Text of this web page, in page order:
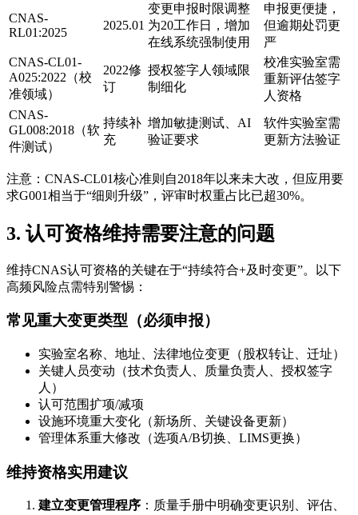
CNAS-
RL01:2025
2025.01
变更申报时限调整
为20工作日，增加
在线系统强制使用
申报更便捷，
但逾期处罚更
严
CNAS-CL01-
A025:2022（校
准领域）
2022修
订
授权签字人领域限
制细化
校准实验室需
重新评估签字
人资格
CNAS-
GL008:2018（软
件测试）
持续补
充
增加敏捷测试、AI
验证要求
软件实验室需
更新方法验证
注意：CNAS-CL01核心准则自2018年以来未大改，但应用要
求G001相当于“细则升级”，评审时权重占比已超30%。
3. 认可资格维持需要注意的问题
维持CNAS认可资格的关键在于“持续符合+及时变更”。以下
高频风险点需特别警惕：
常见重大变更类型（必须申报）
实验室名称、地址、法律地位变更（股权转让、迁址）
关键人员变动（技术负责人、质量负责人、授权签字
人）
认可范围扩项/减项
设施环境重大变化（新场所、关键设备更新）
管理体系重大修改（选项A/B切换、LIMS更换）
维持资格实用建议
建立变更管理程序 ：质量手册中明确变更识别、评估、